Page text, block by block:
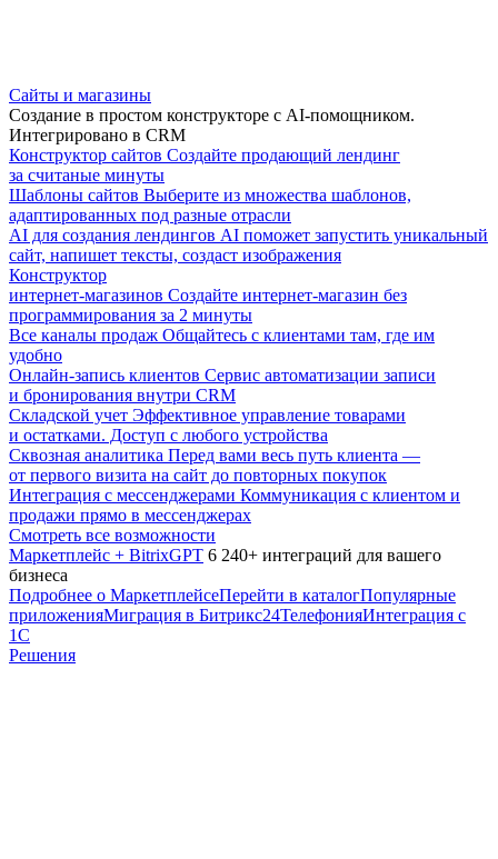
Сайты и магазины
Создание в простом конструкторе с AI-помощником.
Интегрировано в CRM
Конструктор сайтов Создайте продающий лендинг
за считаные минуты
Шаблоны сайтов Выберите из множества шаблонов,
адаптированных под разные отрасли
AI для создания лендингов AI поможет запустить уникальный
сайт, напишет тексты, создаст изображения
Конструктор
интернет-магазинов Создайте интернет-магазин без
программирования за 2 минуты
Все каналы продаж Общайтесь с клиентами там, где им
удобно
Онлайн-запись клиентов Сервис автоматизации записи
и бронирования внутри CRM
Складской учет Эффективное управление товарами
и остатками. Доступ с любого устройства
Сквозная аналитика Перед вами весь путь клиента —
от первого визита на сайт до повторных покупок
Интеграция с мессенджерами Коммуникация с клиентом и
продажи прямо в мессенджерах
Смотреть все возможности
Маркетплейс + BitrixGPT 6 240+ интеграций для вашего
бизнеса
Подробнее о МаркетплейсеПерейти в каталогПопулярные
приложенияМиграция в Битрикс24ТелефонияИнтеграция с
1С
Решения